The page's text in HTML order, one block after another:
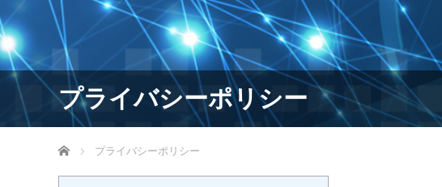
プライバシーポリシー
ホーム プライバシーポリシー